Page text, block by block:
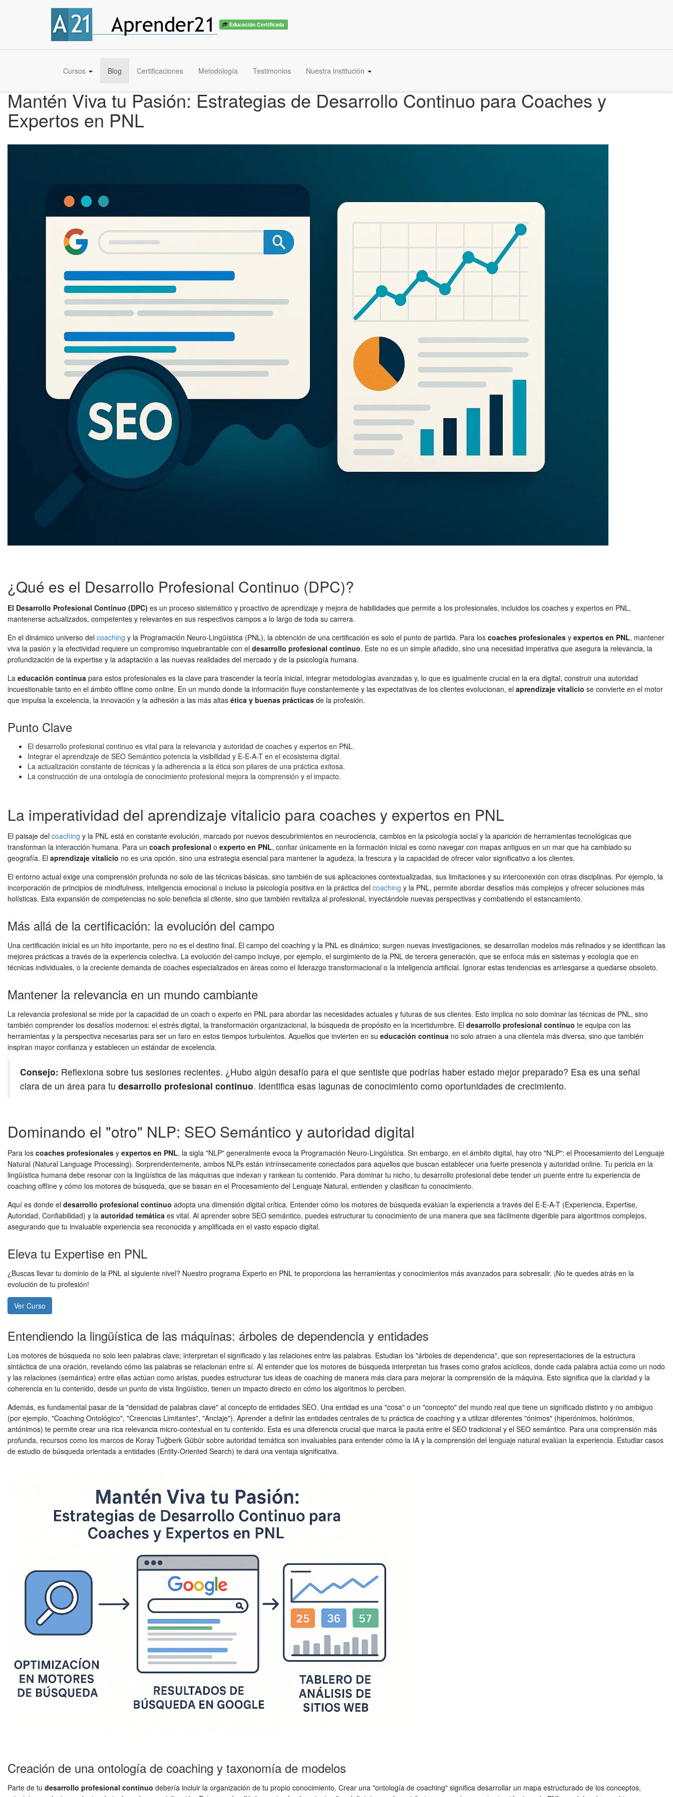
Educación Certificada
Cursos Blog Certificaciones Metodología Testimonios Nuestra institución
Mantén Viva tu Pasión: Estrategias de Desarrollo Continuo para Coaches y
Expertos en PNL
¿Qué es el Desarrollo Profesional Continuo (DPC)?
El Desarrollo Profesional Continuo (DPC) es un proceso sistemático y proactivo de aprendizaje y mejora de habilidades que permite a los profesionales, incluidos los coaches y expertos en PNL,
mantenerse actualizados, competentes y relevantes en sus respectivos campos a lo largo de toda su carrera.
En el dinámico universo del coaching y la Programación Neuro-Lingüística (PNL), la obtención de una certificación es solo el punto de partida. Para los coaches profesionales y expertos en PNL, mantener
viva la pasión y la efectividad requiere un compromiso inquebrantable con el desarrollo profesional continuo. Este no es un simple añadido, sino una necesidad imperativa que asegura la relevancia, la
profundización de la expertise y la adaptación a las nuevas realidades del mercado y de la psicología humana.
La educación continua para estos profesionales es la clave para trascender la teoría inicial, integrar metodologías avanzadas y, lo que es igualmente crucial en la era digital, construir una autoridad
incuestionable tanto en el ámbito offline como online. En un mundo donde la información fluye constantemente y las expectativas de los clientes evolucionan, el aprendizaje vitalicio se convierte en el motor
que impulsa la excelencia, la innovación y la adhesión a las más altas ética y buenas prácticas de la profesión.
Punto Clave
El desarrollo profesional continuo es vital para la relevancia y autoridad de coaches y expertos en PNL.
Integrar el aprendizaje de SEO Semántico potencia la visibilidad y E-E-A-T en el ecosistema digital.
La actualización constante de técnicas y la adherencia a la ética son pilares de una práctica exitosa.
La construcción de una ontología de conocimiento profesional mejora la comprensión y el impacto.
La imperatividad del aprendizaje vitalicio para coaches y expertos en PNL
El paisaje del coaching y la PNL está en constante evolución, marcado por nuevos descubrimientos en neurociencia, cambios en la psicología social y la aparición de herramientas tecnológicas que
transforman la interacción humana. Para un coach profesional o experto en PNL, confiar únicamente en la formación inicial es como navegar con mapas antiguos en un mar que ha cambiado su
geografía. El aprendizaje vitalicio no es una opción, sino una estrategia esencial para mantener la agudeza, la frescura y la capacidad de ofrecer valor significativo a los clientes.
El entorno actual exige una comprensión profunda no solo de las técnicas básicas, sino también de sus aplicaciones contextualizadas, sus limitaciones y su interconexión con otras disciplinas. Por ejemplo, la
incorporación de principios de mindfulness, inteligencia emocional o incluso la psicología positiva en la práctica del coaching y la PNL, permite abordar desafíos más complejos y ofrecer soluciones más
holísticas. Esta expansión de competencias no solo beneficia al cliente, sino que también revitaliza al profesional, inyectándole nuevas perspectivas y combatiendo el estancamiento.
Más allá de la certificación: la evolución del campo
Una certificación inicial es un hito importante, pero no es el destino final. El campo del coaching y la PNL es dinámico; surgen nuevas investigaciones, se desarrollan modelos más refinados y se identifican las
mejores prácticas a través de la experiencia colectiva. La evolución del campo incluye, por ejemplo, el surgimiento de la PNL de tercera generación, que se enfoca más en sistemas y ecología que en
técnicas individuales, o la creciente demanda de coaches especializados en áreas como el liderazgo transformacional o la inteligencia artificial. Ignorar estas tendencias es arriesgarse a quedarse obsoleto.
Mantener la relevancia en un mundo cambiante
La relevancia profesional se mide por la capacidad de un coach o experto en PNL para abordar las necesidades actuales y futuras de sus clientes. Esto implica no solo dominar las técnicas de PNL, sino
también comprender los desafíos modernos: el estrés digital, la transformación organizacional, la búsqueda de propósito en la incertidumbre. El desarrollo profesional continuo te equipa con las
herramientas y la perspectiva necesarias para ser un faro en estos tiempos turbulentos. Aquellos que invierten en su educación continua no solo atraen a una clientela más diversa, sino que también
inspiran mayor confianza y establecen un estándar de excelencia.
Consejo: Reflexiona sobre tus sesiones recientes. ¿Hubo algún desafío para el que sentiste que podrías haber estado mejor preparado? Esa es una señal
clara de un área para tu desarrollo profesional continuo. Identifica esas lagunas de conocimiento como oportunidades de crecimiento.
Dominando el "otro" NLP: SEO Semántico y autoridad digital
Para los coaches profesionales y expertos en PNL, la sigla "NLP" generalmente evoca la Programación Neuro-Lingüística. Sin embargo, en el ámbito digital, hay otro "NLP": el Procesamiento del Lenguaje
Natural (Natural Language Processing). Sorprendentemente, ambos NLPs están intrínsecamente conectados para aquellos que buscan establecer una fuerte presencia y autoridad online. Tu pericia en la
lingüística humana debe resonar con la lingüística de las máquinas que indexan y rankean tu contenido. Para dominar tu nicho, tu desarrollo profesional debe tender un puente entre tu experiencia de
coaching offline y cómo los motores de búsqueda, que se basan en el Procesamiento del Lenguaje Natural, entienden y clasifican tu conocimiento.
Aquí es donde el desarrollo profesional continuo adopta una dimensión digital crítica. Entender cómo los motores de búsqueda evalúan la experiencia a través del E-E-A-T (Experiencia, Expertise,
Autoridad, Confiabilidad) y la autoridad temática es vital. Al aprender sobre SEO semántico, puedes estructurar tu conocimiento de una manera que sea fácilmente digerible para algoritmos complejos,
asegurando que tu invaluable experiencia sea reconocida y amplificada en el vasto espacio digital.
Eleva tu Expertise en PNL
¿Buscas llevar tu dominio de la PNL al siguiente nivel? Nuestro programa Experto en PNL te proporciona las herramientas y conocimientos más avanzados para sobresalir. ¡No te quedes atrás en la
evolución de tu profesión!
Ver Curso
Entendiendo la lingüística de las máquinas: árboles de dependencia y entidades
Los motores de búsqueda no solo leen palabras clave; interpretan el significado y las relaciones entre las palabras. Estudian los "árboles de dependencia", que son representaciones de la estructura
sintáctica de una oración, revelando cómo las palabras se relacionan entre sí. Al entender que los motores de búsqueda interpretan tus frases como grafos acíclicos, donde cada palabra actúa como un nodo
y las relaciones (semántica) entre ellas actúan como aristas, puedes estructurar tus ideas de coaching de manera más clara para mejorar la comprensión de la máquina. Esto significa que la claridad y la
coherencia en tu contenido, desde un punto de vista lingüístico, tienen un impacto directo en cómo los algoritmos lo perciben.
Además, es fundamental pasar de la "densidad de palabras clave" al concepto de entidades SEO. Una entidad es una "cosa" o un "concepto" del mundo real que tiene un significado distinto y no ambiguo
(por ejemplo, "Coaching Ontológico", "Creencias Limitantes", "Anclaje"). Aprender a definir las entidades centrales de tu práctica de coaching y a utilizar diferentes "ónimos" (hiperónimos, holónimos,
antónimos) te permite crear una rica relevancia micro-contextual en tu contenido. Esta es una diferencia crucial que marca la pauta entre el SEO tradicional y el SEO semántico. Para una comprensión más
profunda, recursos como los marcos de Koray Tuğberk Gübür sobre autoridad temática son invaluables para entender cómo la IA y la comprensión del lenguaje natural evalúan la experiencia. Estudiar casos
de estudio de búsqueda orientada a entidades (Entity-Oriented Search) te dará una ventaja significativa.
Creación de una ontología de coaching y taxonomía de modelos
Parte de tu desarrollo profesional continuo debería incluir la organización de tu propio conocimiento. Crear una "ontología de coaching" significa desarrollar un mapa estructurado de los conceptos,